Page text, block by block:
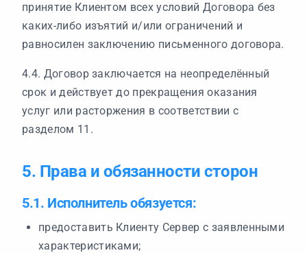
принятие Клиентом всех условий Договора без
каких-либо изъятий и/или ограничений и
равносилен заключению письменного договора.
4.4. Договор заключается на неопределённый
срок и действует до прекращения оказания
услуг или расторжения в соответствии с
разделом 11.
5. Права и обязанности сторон
5.1. Исполнитель обязуется:
предоставить Клиенту Сервер с заявленными
характеристиками;